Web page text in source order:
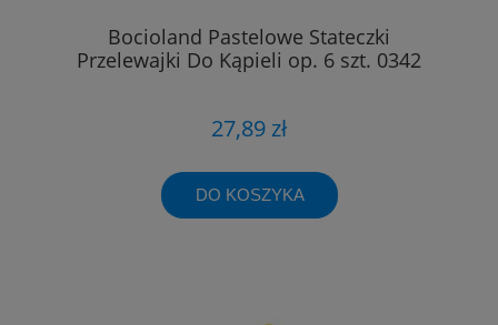
Bocioland Pastelowe Stateczki
Przelewajki Do Kąpieli op. 6 szt. 0342
27,89 zł
DO KOSZYKA